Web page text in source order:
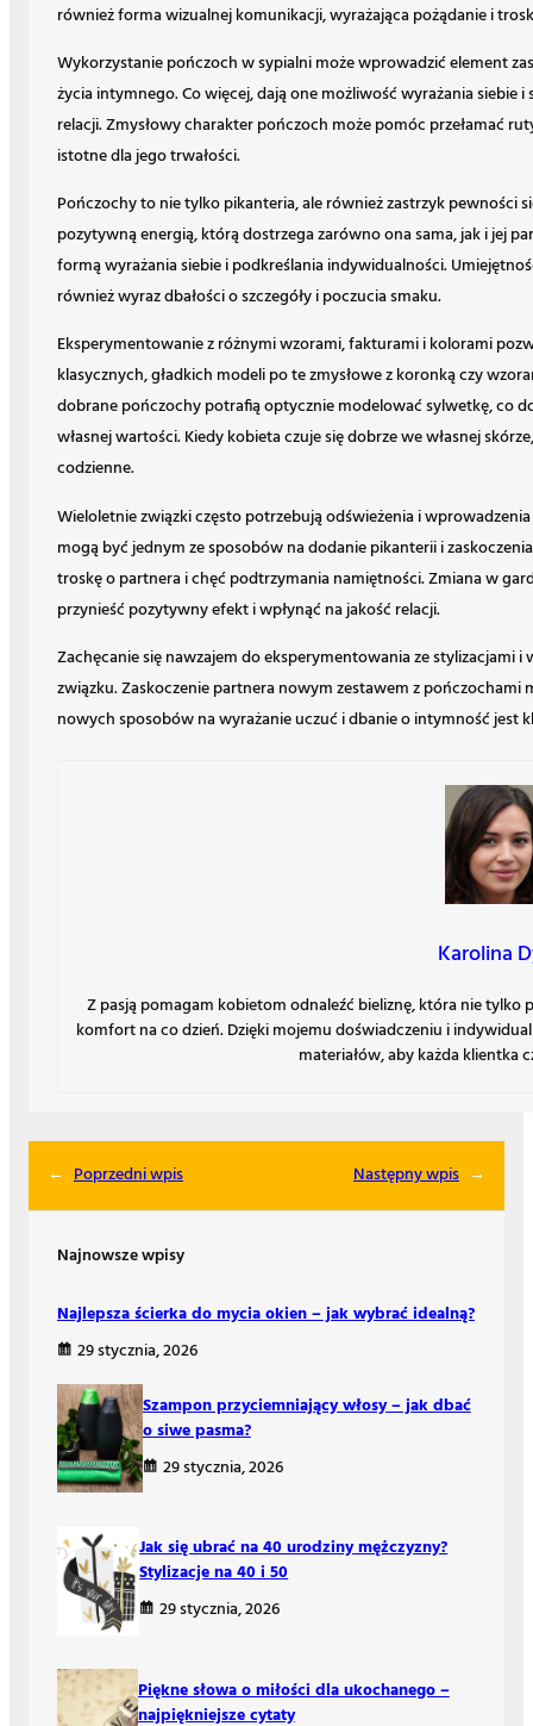
również forma wizualnej komunikacji, wyrażająca pożądanie i
Wykorzystanie pończoch w sypialni może wprowadzić element
życia intymnego. Co więcej, dają one możliwość wyrażania siebie
relacji. Zmysłowy charakter pończoch może pomóc przełamać
istotne dla jego trwałości.
Pończochy to nie tylko pikanteria, ale również zastrzyk pewności
pozytywną energią, którą dostrzega zarówno ona sama, jak i jej
formą wyrażania siebie i podkreślania indywidualności.
również wyraz dbałości o szczegóły i poczucia smaku.
Eksperymentowanie z różnymi wzorami, fakturami i kolorami
klasycznych, gładkich modeli po te zmysłowe z koronką czy
dobrane pończochy potrafią optycznie modelować sylwetkę, co
własnej wartości. Kiedy kobieta czuje się dobrze we własnej
codzienne.
Wieloletnie związki często potrzebują odświeżenia i
mogą być jednym ze sposobów na dodanie pikanterii i
troskę o partnera i chęć podtrzymania namiętności. Zmiana w
przynieść pozytywny efekt i wpłynąć na jakość relacji.
Zachęcanie się nawzajem do eksperymentowania ze stylizacjami
związku. Zaskoczenie partnera nowym zestawem z
nowych sposobów na wyrażanie uczuć i dbanie o intymność jest
Karolina
Z pasją pomagam kobietom odnaleźć bieliznę, która nie tylko
komfort na co dzień. Dzięki mojemu doświadczeniu i
materiałów, aby każda klientka
← Poprzedni wpis Następny wpis →
Najnowsze wpisy
Najlepsza ścierka do mycia okien – jak wybrać idealną?
29 stycznia, 2026
Szampon przyciemniający włosy – jak dbać
o siwe pasma?
29 stycznia, 2026
Jak się ubrać na 40 urodziny mężczyzny?
Stylizacje na 40 i 50
29 stycznia, 2026
Piękne słowa o miłości dla ukochanego –
najpiękniejsze cytaty